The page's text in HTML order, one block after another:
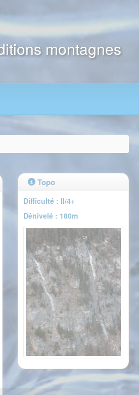
montagnes
Topo
Difficulté : II/4+
Dénivelé : 180m